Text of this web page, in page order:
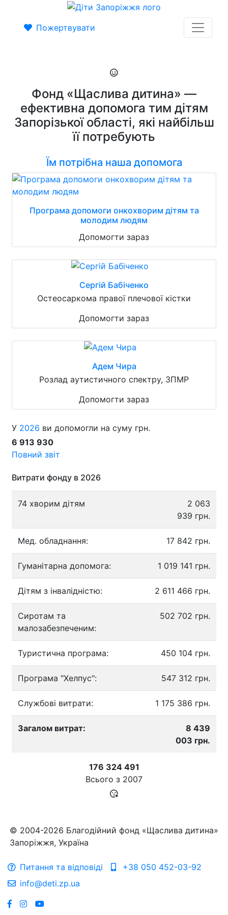
Пожертвувати
Фонд «Щаслива дитина» —
ефективна допомога тим дітям
Запорізької області, які найбільш
її потребують
Їм потрібна наша допомога
Програма допомоги онкохворим дітям та
молодим людям
Допомогти зараз
Сергій Бабіченко
Остеосаркома правої плечової кістки
Допомогти зараз
Адем Чира
Розлад аутистичного спектру, ЗПМР
Допомогти зараз
У 2026 ви допомогли на суму грн.
6 913 930
Повний звіт
Витрати фонду в 2026
74 хворим дітям
2 063
939 грн.
Мед. обладнання: 17 842 грн.
Гуманітарна допомога: 1 019 141 грн.
Дітям з інвалідністю: 2 611 466 грн.
Сиротам та
малозабезпеченим:
502 702 грн.
Туристична програма: 450 104 грн.
Програма "Хелпус": 547 312 грн.
Службові витрати: 1 175 386 грн.
Загалом витрат:
8 439
003 грн.
176 324 491
Всього з 2007
© 2004-2026 Благодійний фонд «Щаслива дитина»
Запоріжжя, Україна
Питання та відповіді
+38 050 452-03-92
info@deti.zp.ua